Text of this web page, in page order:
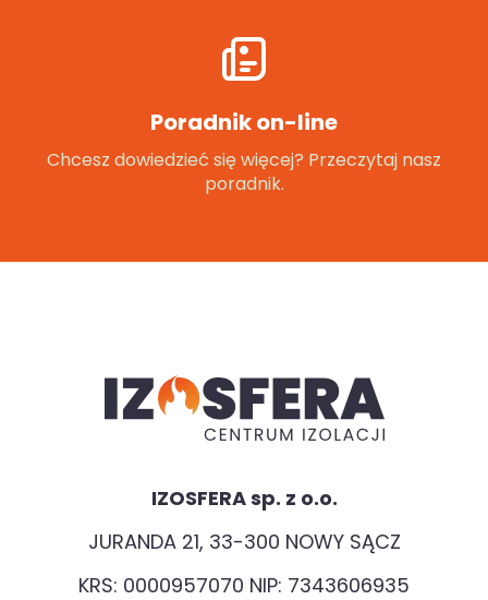
Poradnik on-line
Chcesz dowiedzieć się więcej? Przeczytaj nasz
poradnik.
IZOSFERA sp. z o.o.
JURANDA 21, 33-300 NOWY SĄCZ
KRS: 0000957070 NIP: 7343606935